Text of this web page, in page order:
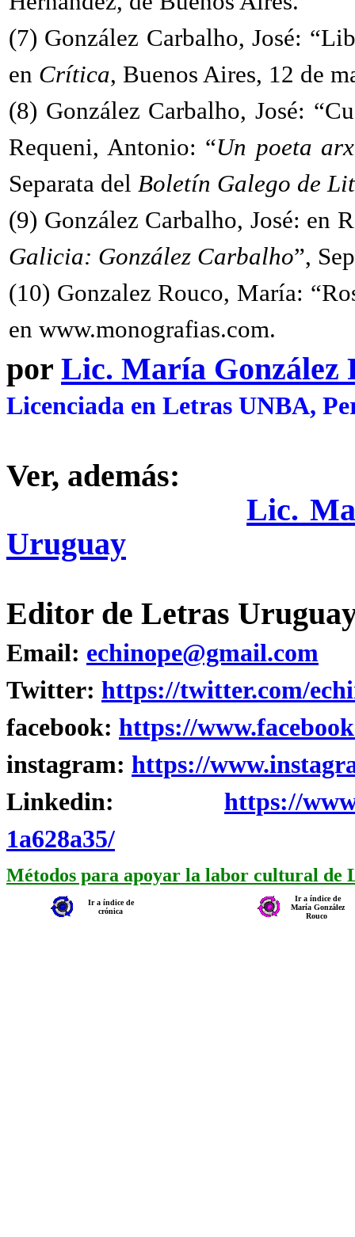
(7) González Carbalho, José:
en Crítica, Buenos Aires, 12 de
(8) González Carbalho, José:
Requeni, Antonio: “Un poeta
Separata del Boletín Galego de
(9) González Carbalho, José: en
Galicia: González Carbalho”,
(10) Gonzalez Rouco, María:
en www.monografias.com.
por Lic. María González
Licenciada en Letras UNBA,
Ver, además:
Lic.
Uruguay
Editor de Letras
Email: echinope@gmail.com
Twitter: https://twitter.com/
facebook: https://
instagram: https://
Linkedin: https://
1a628a35/
Métodos para apoyar la labor cultural de
Ir a índice de
crónica
Ir a índice de
María González
Rouco